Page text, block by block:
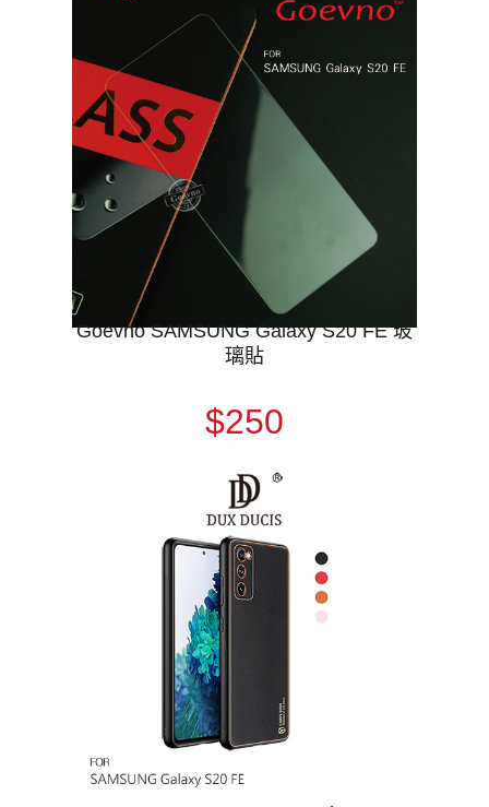
Goevno SAMSUNG Galaxy S20 FE 玻
璃貼
$250